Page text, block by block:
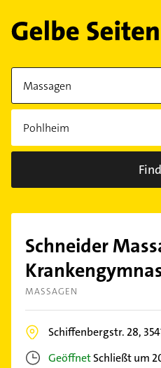
Schneider
MASSAGEN
Schiffenbergstr. 28,
GeöffnetSchließt um